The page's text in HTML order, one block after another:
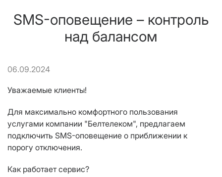
SMS-оповещение – контроль
над балансом
06.09.2024
Уважаемые клиенты!
Для максимально комфортного пользования
услугами компании "Белтелеком", предлагаем
подключить SMS-оповещение о приближении к
порогу отключения.
Как работает сервис?